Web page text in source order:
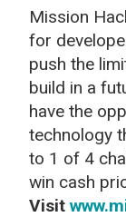
Mission
for
push the
build in a
have the
technology
to 1 of 4
win cash
Visit